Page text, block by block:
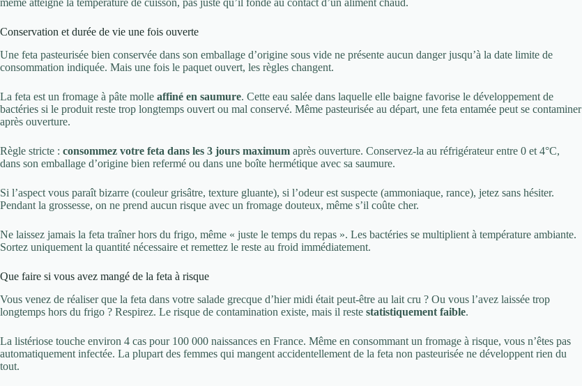
même atteigne la température de cuisson, pas juste qu’il fonde au contact d’un aliment chaud.
Conservation et durée de vie une fois ouverte
Une feta pasteurisée bien conservée dans son emballage d’origine sous vide ne présente aucun danger jusqu’à la date limite de
consommation indiquée. Mais une fois le paquet ouvert, les règles changent.
La feta est un fromage à pâte molle affiné en saumure. Cette eau salée dans laquelle elle baigne favorise le développement de
bactéries si le produit reste trop longtemps ouvert ou mal conservé. Même pasteurisée au départ, une feta entamée peut se contaminer
après ouverture.
Règle stricte : consommez votre feta dans les 3 jours maximum après ouverture. Conservez-la au réfrigérateur entre 0 et 4°C,
dans son emballage d’origine bien refermé ou dans une boîte hermétique avec sa saumure.
Si l’aspect vous paraît bizarre (couleur grisâtre, texture gluante), si l’odeur est suspecte (ammoniaque, rance), jetez sans hésiter.
Pendant la grossesse, on ne prend aucun risque avec un fromage douteux, même s’il coûte cher.
Ne laissez jamais la feta traîner hors du frigo, même « juste le temps du repas ». Les bactéries se multiplient à température ambiante.
Sortez uniquement la quantité nécessaire et remettez le reste au froid immédiatement.
Que faire si vous avez mangé de la feta à risque
Vous venez de réaliser que la feta dans votre salade grecque d’hier midi était peut-être au lait cru ? Ou vous l’avez laissée trop
longtemps hors du frigo ? Respirez. Le risque de contamination existe, mais il reste statistiquement faible.
La listériose touche environ 4 cas pour 100 000 naissances en France. Même en consommant un fromage à risque, vous n’êtes pas
automatiquement infectée. La plupart des femmes qui mangent accidentellement de la feta non pasteurisée ne développent rien du
tout.